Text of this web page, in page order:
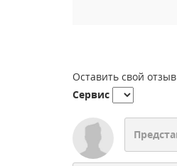
Оставить свой отзыв
Сервис